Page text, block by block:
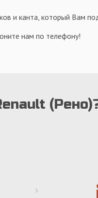
и канта, который Вам
нам по телефону!